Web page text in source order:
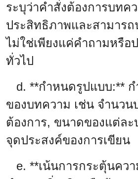
ระบุว่าคำสั่งต้องการบทค
ประสิทธิภาพและสามารถ
ไม่ใช่เพียงแค่คำถามหรือ
ทั่วไป
d. **กำหนดรูปแบบ:**
ของบทความ เช่น จำนว
ต้องการ, ขนาดของแต่ล
จุดประสงค์ของการเขียน
e. **เน้นการกระตุ้นคว